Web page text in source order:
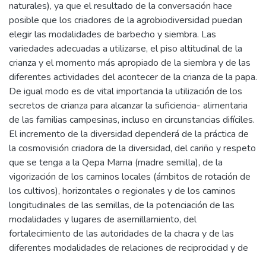
naturales), ya que el resultado de la conversación hace
posible que los criadores de la agrobiodiversidad puedan
elegir las modalidades de barbecho y siembra. Las
variedades adecuadas a utilizarse, el piso altitudinal de la
crianza y el momento más apropiado de la siembra y de las
diferentes actividades del acontecer de la crianza de la papa.
De igual modo es de vital importancia la utilización de los
secretos de crianza para alcanzar la suficiencia- alimentaria
de las familias campesinas, incluso en circunstancias difíciles.
El incremento de la diversidad dependerá de la práctica de
la cosmovisión criadora de la diversidad, del cariño y respeto
que se tenga a la Qepa Mama (madre semilla), de la
vigorización de los caminos locales (ámbitos de rotación de
los cultivos), horizontales o regionales y de los caminos
longitudinales de las semillas, de la potenciación de las
modalidades y lugares de asemillamiento, del
fortalecimiento de las autoridades de la chacra y de las
diferentes modalidades de relaciones de reciprocidad y de